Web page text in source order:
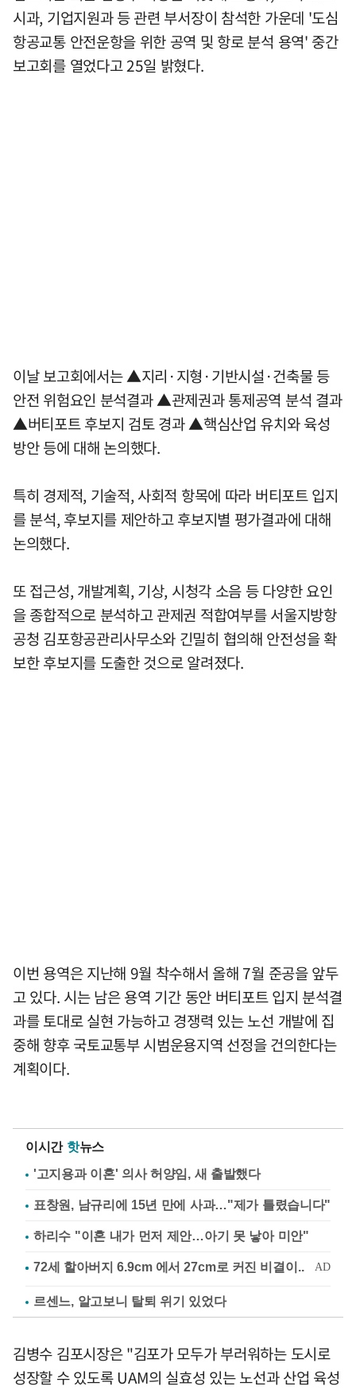
시과, 기업지원과 등 관련 부서장이 참석한 가운데 '도심
항공교통 안전운항을 위한 공역 및 항로 분석 용역' 중간
보고회를 열었다고 25일 밝혔다.
이날 보고회에서는 ▲지리·지형·기반시설·건축물 등
안전 위험요인 분석결과 ▲관제권과 통제공역 분석 결과
▲버티포트 후보지 검토 경과 ▲핵심산업 유치와 육성
방안 등에 대해 논의했다.
특히 경제적, 기술적, 사회적 항목에 따라 버티포트 입지
를 분석, 후보지를 제안하고 후보지별 평가결과에 대해
논의했다.
또 접근성, 개발계획, 기상, 시청각 소음 등 다양한 요인
을 종합적으로 분석하고 관제권 적합여부를 서울지방항
공청 김포항공관리사무소와 긴밀히 협의해 안전성을 확
보한 후보지를 도출한 것으로 알려졌다.
이번 용역은 지난해 9월 착수해서 올해 7월 준공을 앞두
고 있다. 시는 남은 용역 기간 동안 버티포트 입지 분석결
과를 토대로 실현 가능하고 경쟁력 있는 노선 개발에 집
중해 향후 국토교통부 시범운용지역 선정을 건의한다는
계획이다.
이시간 핫뉴스
'고지용과 이혼' 의사 허양임, 새 출발했다
표창원, 남규리에 15년 만에 사과…"제가 틀렸습니다"
하리수 "이혼 내가 먼저 제안…아기 못 낳아 미안"
르센느, 알고보니 탈퇴 위기 있었다
김병수 김포시장은 "김포가 모두가 부러워하는 도시로
성장할 수 있도록 UAM의 실효성 있는 노선과 산업 육성